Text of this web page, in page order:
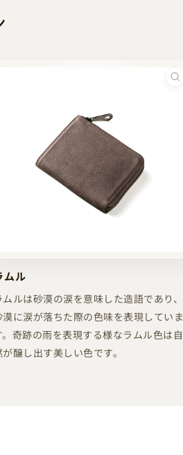
ムル
ムルは砂漠の涙を意味した造語であり、
漠に涙が落ちた際の色味を表現していま
。奇跡の雨を表現する様なラムル色は自
が醸し出す美しい色です。